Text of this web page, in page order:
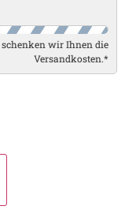
schenken wir Ihnen die
Versandkosten.*